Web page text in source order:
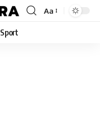
Font
Aa
Sport